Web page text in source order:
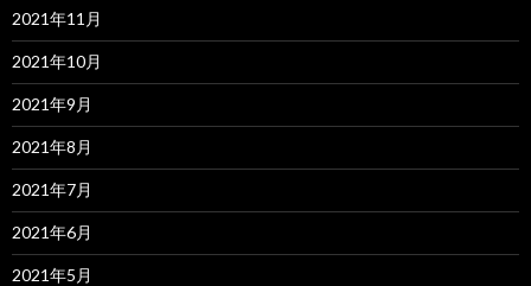
2021年11月
2021年10月
2021年9月
2021年8月
2021年7月
2021年6月
2021年5月